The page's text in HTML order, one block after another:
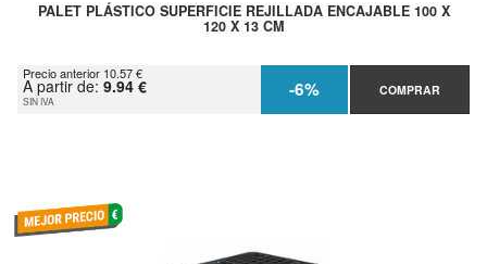
PALET PLÁSTICO SUPERFICIE REJILLADA ENCAJABLE 100 X
120 X 13 CM
Precio anterior 10.57 €
A partir de: 9.94 €
SIN IVA -6% COMPRAR